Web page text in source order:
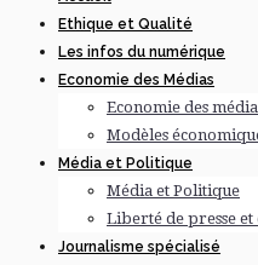
Ethique et Qualité
Les infos du numérique
Economie des Médias
Economie des
Modèles
Média et Politique
Média et Politique
Liberté de presse et
Journalisme spécialisé